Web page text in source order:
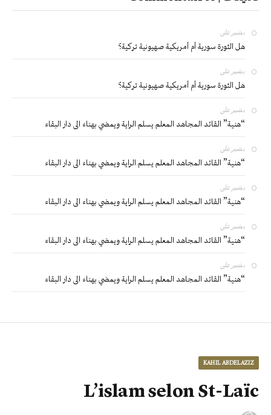
بشير على
هل الثورة سورية أم أمريكية صهيونية تركية؟
بشير على
هل الثورة سورية أم أمريكية صهيونية تركية؟
بشير على
“هنية” القائد المجاهد المعلم يسلم الراية ويمضي بهناء الى دار البقاء
بشير على
“هنية” القائد المجاهد المعلم يسلم الراية ويمضي بهناء الى دار البقاء
بشير على
“هنية” القائد المجاهد المعلم يسلم الراية ويمضي بهناء الى دار البقاء
بشير على
“هنية” القائد المجاهد المعلم يسلم الراية ويمضي بهناء الى دار البقاء
بشير على
“هنية” القائد المجاهد المعلم يسلم الراية ويمضي بهناء الى دار البقاء
KAHIL ABDELAZIZ
L’islam selon St-Laïc